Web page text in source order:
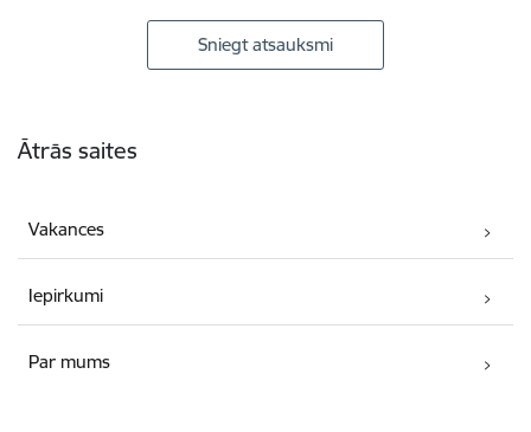
Sniegt atsauksmi
Ātrās saites
Vakances
Iepirkumi
Par mums